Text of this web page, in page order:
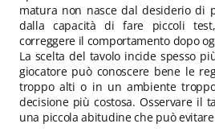
matura non nasce dal desiderio di
dalla capacità di fare piccoli
correggere il comportamento dopo
La scelta del tavolo incide spesso
giocatore può conoscere bene le
troppo alti o in un ambiente
decisione più costosa. Osservare il
una piccola abitudine che può